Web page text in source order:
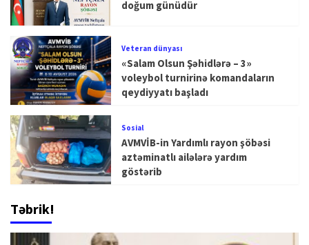
doğum günüdür
Veteran dünyası
«Salam Olsun Şəhidlərə – 3»
voleybol turnirinə komandaların
qeydiyyatı başladı
Sosial
AVMVİB-in Yardımlı rayon şöbəsi
aztəminatlı ailələrə yardım
göstərib
Təbrik!